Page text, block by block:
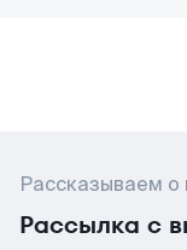
Рассказываем о
Рассылка с